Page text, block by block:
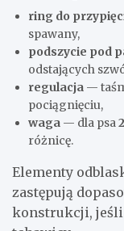
ring do
spawany,
podszycie pod
odstających
regulacja —
pociągnięciu,
waga — dla psa
różnicę.
Elementy
zastępują
konstrukcji, jeśli